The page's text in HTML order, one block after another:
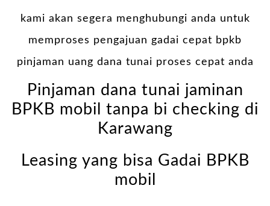
kami akan segera menghubungi anda untuk
memproses pengajuan gadai cepat bpkb
pinjaman uang dana tunai proses cepat anda
Pinjaman dana tunai jaminan
BPKB mobil tanpa bi checking di
Karawang
Leasing yang bisa Gadai BPKB
mobil